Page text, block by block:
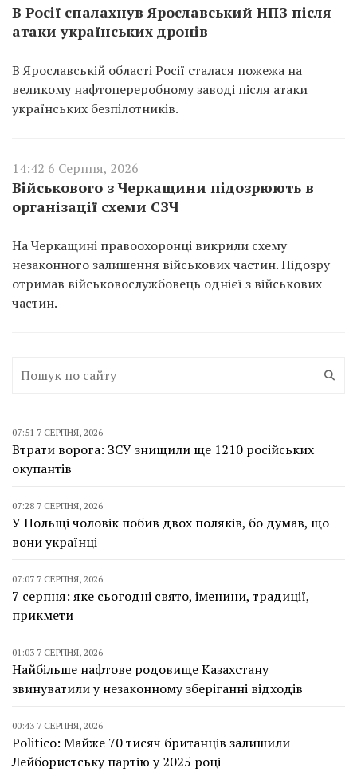
В Росії спалахнув Ярославський НПЗ після
атаки українських дронів
В Ярославській області Росії сталася пожежа на
великому нафтопереробному заводі після атаки
українських безпілотників.
14:42 6 Серпня, 2026
Військового з Черкащини підозрюють в
організації схеми СЗЧ
На Черкащині правоохоронці викрили схему
незаконного залишення військових частин. Підозру
отримав військовослужбовець однієї з військових
частин.
07:51 7 СЕРПНЯ, 2026
Втрати ворога: ЗСУ знищили ще 1210 російських
окупантів
07:28 7 СЕРПНЯ, 2026
У Польщі чоловік побив двох поляків, бо думав, що
вони українці
07:07 7 СЕРПНЯ, 2026
7 серпня: яке сьогодні свято, іменини, традиції,
прикмети
01:03 7 СЕРПНЯ, 2026
Найбільше нафтове родовище Казахстану
звинуватили у незаконному зберіганні відходів
00:43 7 СЕРПНЯ, 2026
Politico: Майже 70 тисяч британців залишили
Лейбористську партію у 2025 році